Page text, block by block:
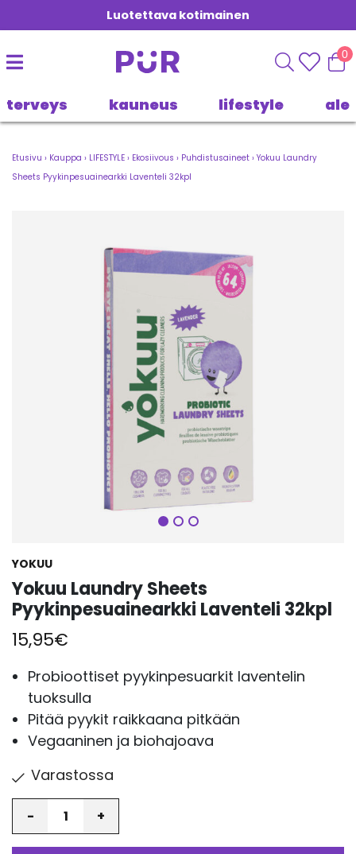
Luotettava kotimainen
0
terveys kauneus lifestyle ale
Etusivu › Kauppa › LIFESTYLE › Ekosiivous › Puhdistusaineet › Yokuu Laundry
Sheets Pyykinpesuainearkki Laventeli 32kpl
Seuraava
YOKUU
Yokuu Laundry Sheets
Pyykinpesuainearkki Laventeli 32kpl
15,95€
Probioottiset pyykinpesuarkit laventelin
tuoksulla
Pitää pyykit raikkaana pitkään
Vegaaninen ja biohajoava
Varastossa